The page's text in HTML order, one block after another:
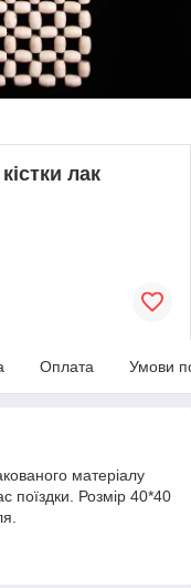
лак
Оплата Умови
матеріалу
поїздки. Розмір 40*40